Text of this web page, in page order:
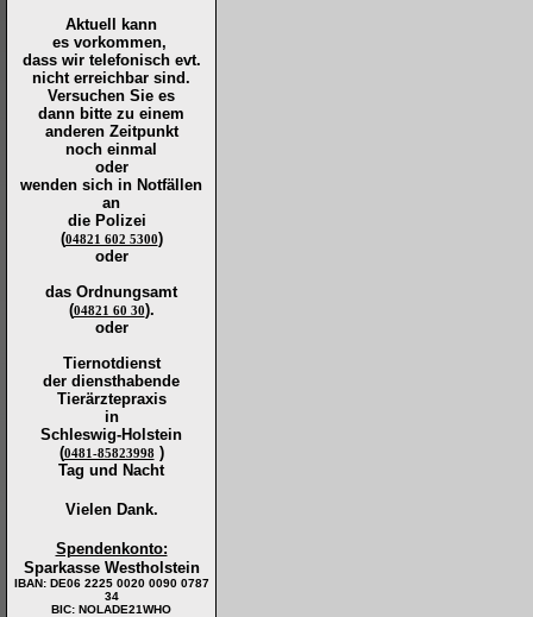
Aktuell kann
es vorkommen,
dass wir telefonisch evt.
nicht erreichbar sind.
Versuchen Sie es
dann bitte zu einem
anderen Zeitpunkt
noch einmal
oder
wenden sich in Notfällen
an
die Polizei
(04821 602 5300)
oder
das Ordnungsamt
(04821 60 30).
oder
Tiernotdienst
der diensthabende
Tierärztepraxis
in
Schleswig-Holstein
(0481-85823998 )
Tag und Nacht
Vielen Dank.
Spendenkonto:
Sparkasse Westholstein
IBAN: DE06 2225 0020 0090 0787
34
BIC: NOLADE21WHO